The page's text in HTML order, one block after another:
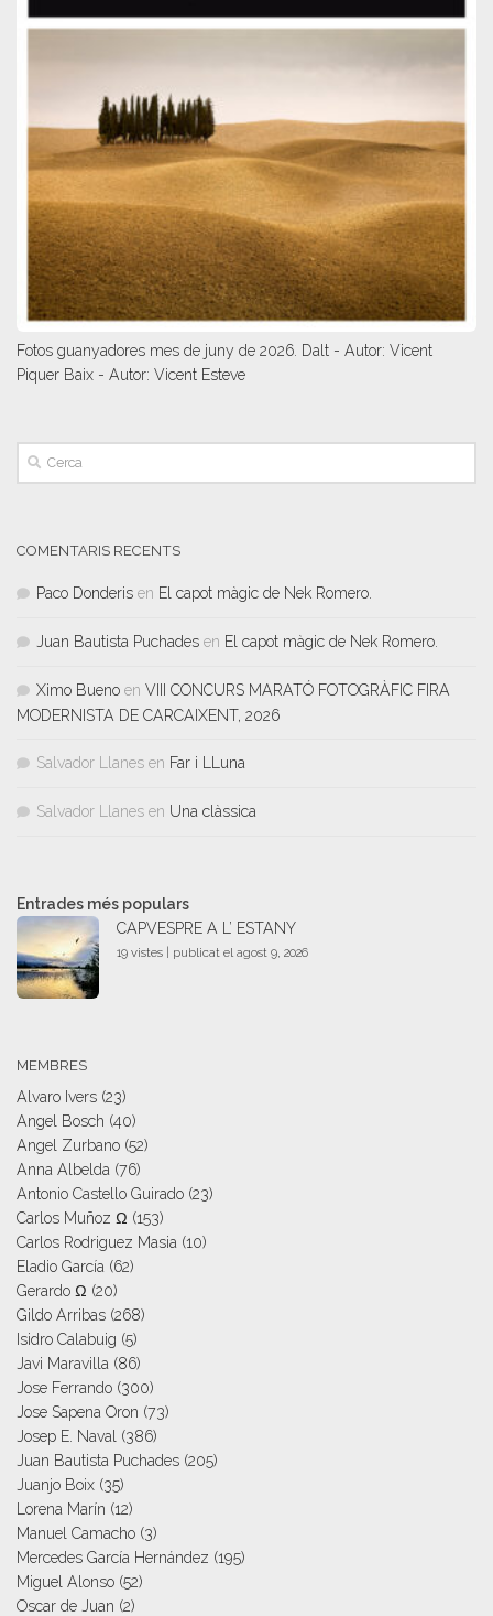
Fotos guanyadores mes de juny de 2026. Dalt - Autor: Vicent
Piquer Baix - Autor: Vicent Esteve
COMENTARIS RECENTS
Paco Donderis en El capot màgic de Nek Romero.
Juan Bautista Puchades en El capot màgic de Nek Romero.
Ximo Bueno en VIII CONCURS MARATÓ FOTOGRÀFIC FIRA
MODERNISTA DE CARCAIXENT, 2026
Salvador Llanes en Far i LLuna
Salvador Llanes en Una clàssica
Entrades més populars
CAPVESPRE A L’ ESTANY
19 vistes | publicat el agost 9, 2026
MEMBRES
Alvaro Ivers (23)
Angel Bosch (40)
Angel Zurbano (52)
Anna Albelda (76)
Antonio Castello Guirado (23)
Carlos Muñoz Ω (153)
Carlos Rodriguez Masia (10)
Eladio García (62)
Gerardo Ω (20)
Gildo Arribas (268)
Isidro Calabuig (5)
Javi Maravilla (86)
Jose Ferrando (300)
Jose Sapena Oron (73)
Josep E. Naval
(386)
Juan Bautista Puchades (205)
Juanjo Boix (35)
Lorena Marín (12)
Manuel Camacho (3)
Mercedes García Hernández (195)
Miguel Alonso (52)
Oscar de Juan (2)